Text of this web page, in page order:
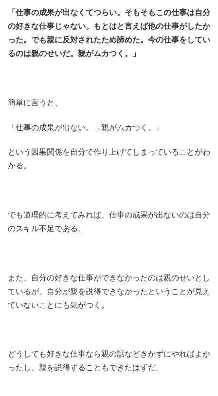
「仕事の成果が出なくてつらい。そもそもこの仕事は自分
の好きな仕事じゃない。もとはと言えば他の仕事がしたか
った。でも親に反対されたため諦めた。今の仕事をしてい
るのは親のせいだ。親がムカつく。」
簡単に言うと、
「仕事の成果が出ない。→親がムカつく。」
という因果関係を自分で作り上げてしまっていることがわ
かる。
でも道理的に考えてみれば、仕事の成果が出ないのは自分
のスキル不足である。
また、自分の好きな仕事ができなかったのは親のせいとし
ているが、自分が親を説得できなかったということが見え
ていないことにも気がつく。
どうしても好きな仕事なら親の話などきかずにやればよか
ったし、親を説得することもできたはずだ。